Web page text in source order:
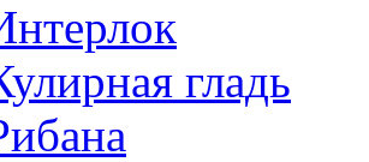
гладь